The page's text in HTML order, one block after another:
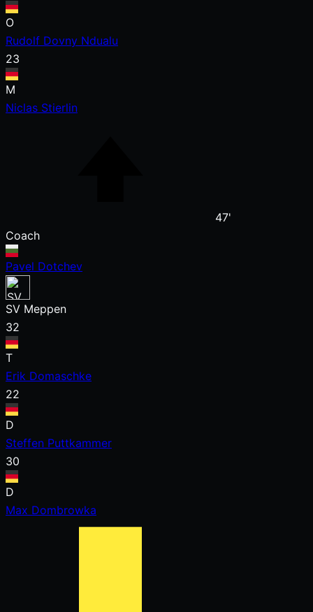
O
Rudolf Dovny Ndualu
23
M
Niclas Stierlin
47'
Coach
Pavel Dotchev
SV Meppen
32
T
Erik Domaschke
22
D
Steffen Puttkammer
30
D
Max Dombrowka